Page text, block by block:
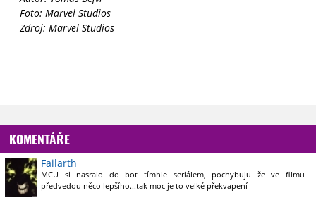
Foto: Marvel Studios
Zdroj: Marvel Studios
KOMENTÁŘE
Failarth
MCU si nasralo do bot tímhle seriálem, pochybuju že ve filmu
předvedou něco lepšího...tak moc je to velké překvapení